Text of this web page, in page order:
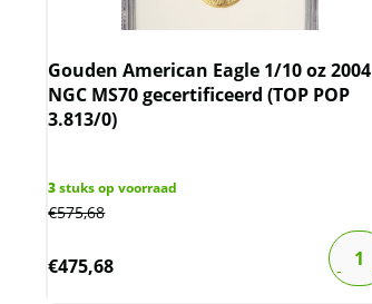
Gouden American Eagle 1/10 oz 2004
NGC MS70 gecertificeerd (TOP POP
3.813/0)
3stuks op voorraad
€575,68
€475,68